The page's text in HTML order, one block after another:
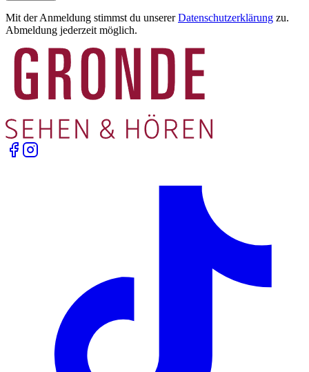
Mit der Anmeldung stimmst du unserer Datenschutzerklärung zu.
Abmeldung jederzeit möglich.